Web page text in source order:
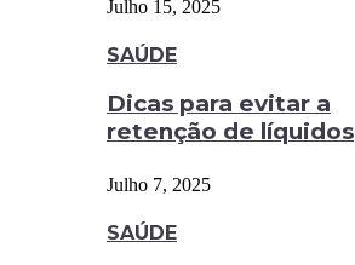
Julho 15, 2025
SAÚDE
Dicas para evitar a
retenção de líquidos
Julho 7, 2025
SAÚDE